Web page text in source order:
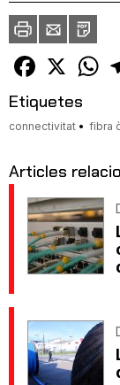
ImprimirEnvia
un
amic
PDF
Facebook
X
Etiquetes
connectivitat fibra
Articles